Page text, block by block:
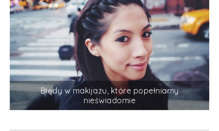
Błędy w makijażu, które popełniamy
nieświadomie